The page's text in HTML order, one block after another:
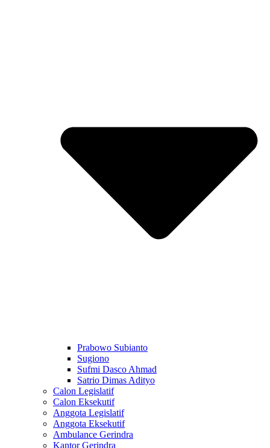
Prabowo Subianto
Sugiono
Sufmi Dasco Ahmad
Satrio Dimas Adityo
Calon Legislatif
Calon Eksekutif
Anggota Legislatif
Anggota Eksekutif
Ambulance Gerindra
Kantor Gerindra